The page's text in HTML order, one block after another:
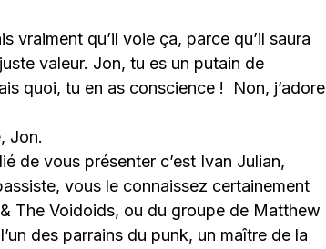
vraiment qu’il voie ça, parce qu’il saura
valeur. Jon, tu es un putain de
quoi, tu en as conscience ! Non, j’adore
Jon.
de vous présenter c’est Ivan Julian,
vous le connaissez certainement
The Voidoids, ou du groupe de Matthew
des parrains du punk, un maître de la